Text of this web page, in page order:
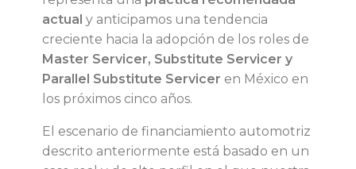
o
n
o
s
actual y anticipamos una tendencia
creciente hacia la adopción de los roles de
Master Servicer, Substitute Servicer y
Parallel Substitute Servicer en México en
los próximos cinco años.
El escenario de financiamiento automotriz
descrito anteriormente está basado en un